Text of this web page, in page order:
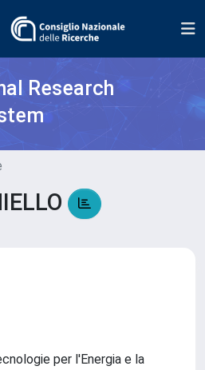
Research
per l'Energia e la